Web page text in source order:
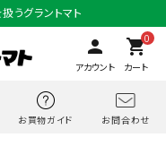
うグラントマト
person
アカウント
0
shopping_cart
カート
お買物ガイド お問合わせ